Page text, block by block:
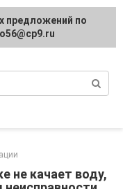
не качает воду,
предложений по